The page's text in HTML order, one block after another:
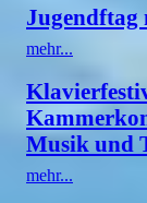
mehr...
Musik und
mehr...